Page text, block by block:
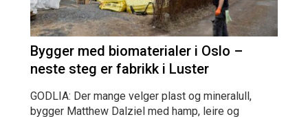
Bygger med biomaterialer i Oslo –
neste steg er fabrikk i Luster
GODLIA: Der mange velger plast og mineralull,
bygger Matthew Dalziel med hamp, leire og